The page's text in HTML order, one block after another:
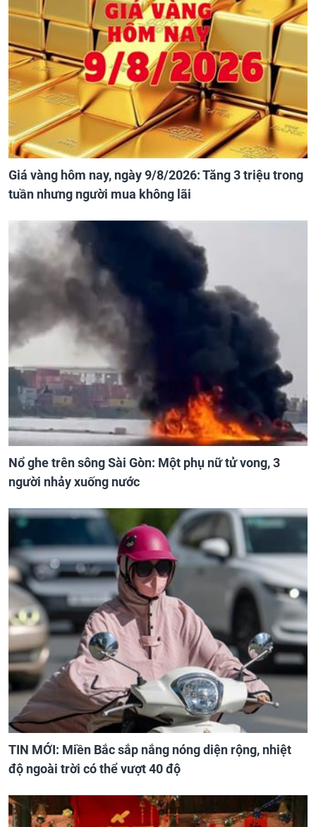
Giá vàng hôm nay, ngày 9/8/2026: Tăng 3 triệu trong
tuần nhưng người mua không lãi
Nổ ghe trên sông Sài Gòn: Một phụ nữ tử vong, 3
người nhảy xuống nước
TIN MỚI: Miền Bắc sắp nắng nóng diện rộng, nhiệt
độ ngoài trời có thể vượt 40 độ